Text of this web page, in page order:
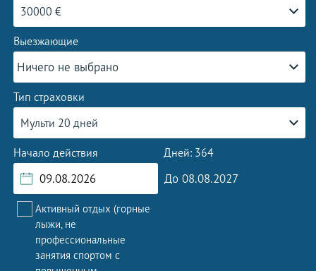
30000 €
Выезжающие
Ничего не выбрано
Тип страховки
Мульти 20 дней
Начало действия Дней: 364
До 08.08.2027
Активный отдых (горные
лыжи, не
профессиональные
занятия спортом с